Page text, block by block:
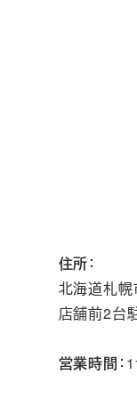
住所：
北海道札
店舗前2台
営業時間